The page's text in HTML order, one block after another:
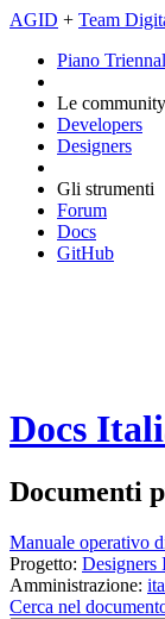
AGID + Team
Piano
Le community
Developers
Designers
Gli strumenti
Forum
Docs
GitHub
Docs
Documenti
Manuale operativo
Progetto: Designers
Amministrazione:
Cerca nel